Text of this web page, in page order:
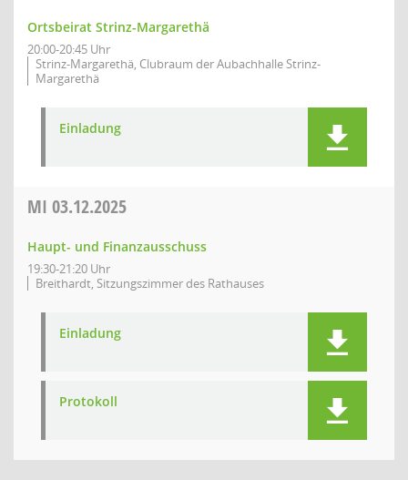
Ortsbeirat Strinz-Margarethä
20:00-20:45 Uhr
Strinz-Margarethä, Clubraum der Aubachhalle Strinz-
Margarethä
Einladung
MI 03.12.2025
Haupt- und Finanzausschuss
19:30-21:20 Uhr
Breithardt, Sitzungszimmer des Rathauses
Einladung
Protokoll